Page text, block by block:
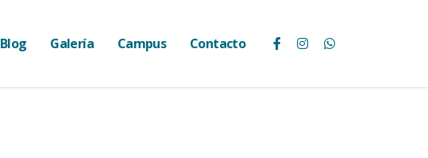
Blog Galería Campus Contacto